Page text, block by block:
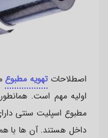
اصطلاحاتتهویه مطبوع
اولیه مهم است.
مطبوع اسپلیت سنتی
داخل هستند. آن ها با